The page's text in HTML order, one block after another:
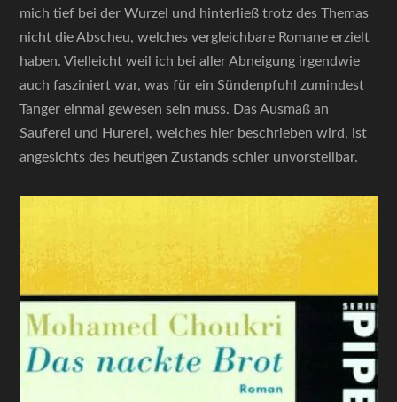
mich tief bei der Wurzel und hinterließ trotz des Themas
nicht die Abscheu, welches vergleichbare Romane erzielt
haben. Vielleicht weil ich bei aller Abneigung irgendwie
auch fasziniert war, was für ein Sündenpfuhl zumindest
Tanger einmal gewesen sein muss. Das Ausmaß an
Sauferei und Hurerei, welches hier beschrieben wird, ist
angesichts des heutigen Zustands schier unvorstellbar.